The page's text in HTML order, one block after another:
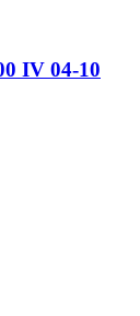
IV 04-10